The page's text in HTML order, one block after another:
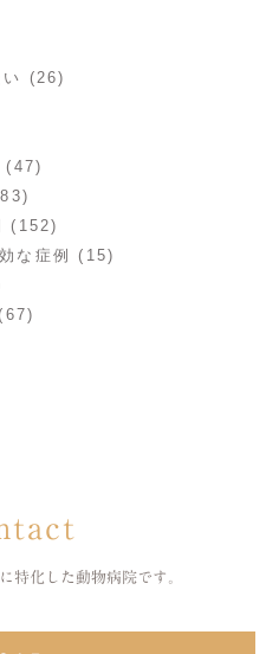
い (26)
(47)
(152)
な症例 (15)
特化した 動物病院です。